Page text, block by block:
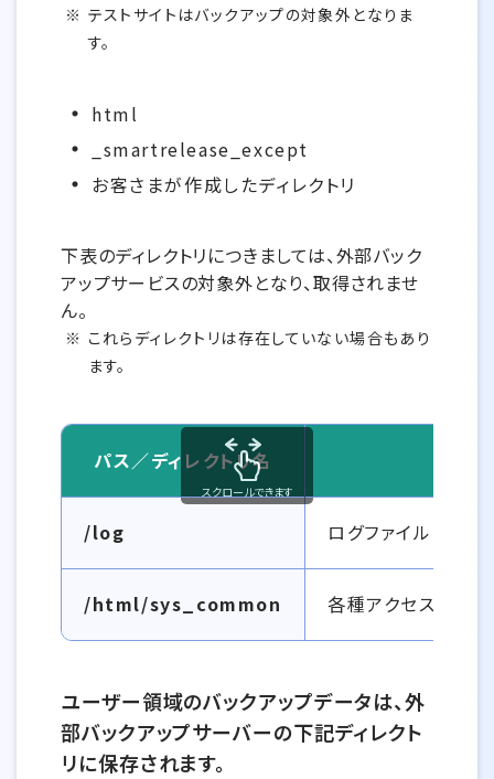
テストサイトはバックアップの対象外となりま
す。
html
_smartrelease_except
お客さまが作成したディレクトリ
下表のディレクトリにつきましては、外部バック
アップサービスの対象外となり、取得されませ
ん。
これらディレクトリは存在していない場合もあり
ます。
外部バックアップサービスの対象外一覧
パス／ディレクトリ名
/log ログファイル
/html/sys_common 各種アクセスログ
スクロールできます
ユーザー領域のバックアップデータは、外
部バックアップサーバーの下記ディレクト
リに保存されます。